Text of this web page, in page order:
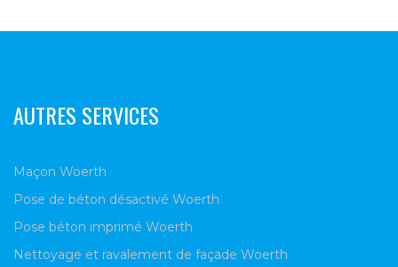
AUTRES SERVICES
Maçon Woerth
Pose de béton désactivé Woerth
Pose béton imprimé Woerth
Nettoyage et ravalement de façade Woerth